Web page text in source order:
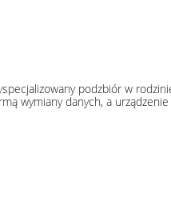
podzbiór w
wymiany danych, a